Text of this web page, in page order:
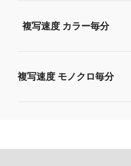
複写速度 カラー毎分
複写速度 モノクロ毎分